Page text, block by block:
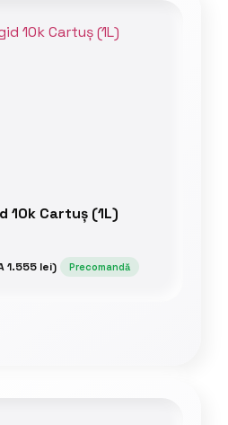
10k Cartuș (1L)
1.555 lei) Precomandă